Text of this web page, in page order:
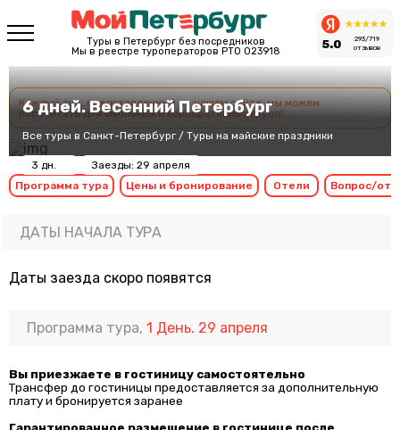
5.0
293/719
отзывов
Туры в Петербург без посредников
Мы в реестре туроператоров РТО 023918
Каждый тур, представленный на нашем сайте, мы можем
рассчитать для школьных и корпоративных групп!
3 дн. Заезды: 29 апреля
6 дней. Весенний Петербург
Все туры в Санкт-Петербург/Туры на майские праздники
Программа тура Цены и бронирование Отели Вопрос/
ДАТЫ НАЧАЛА ТУРА
Даты заезда скоро появятся
Программа тура,1 День. 29 апреля
Вы приезжаете в гостиницу самостоятельно
Трансфер до гостиницы предоставляется за дополнительную
плату и бронируется заранее